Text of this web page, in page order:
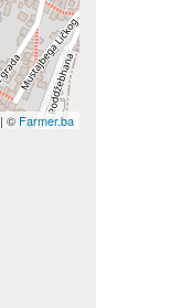
| © Farmer.ba